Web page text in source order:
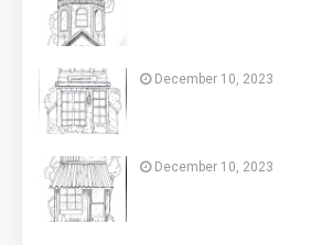
December 10, 2023
December 10, 2023